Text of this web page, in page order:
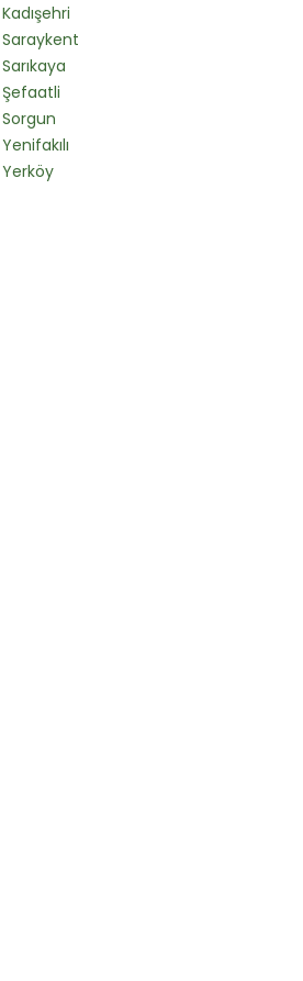
Kadışehri
Saraykent
Sarıkaya
Şefaatli
Sorgun
Yenifakılı
Yerköy